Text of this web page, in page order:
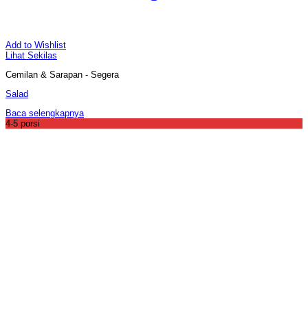
Add to Wishlist
Lihat Sekilas
Cemilan & Sarapan - Segera
Salad
Baca selengkapnya
4-5 porsi